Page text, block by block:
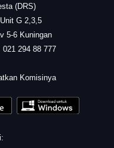
(DRS)
G 2,3,5
5-6 Kuningan
294 88 777
Komisinya